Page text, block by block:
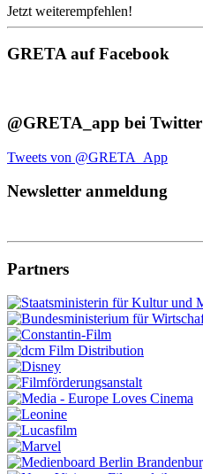
Jetzt weiterempfehlen!
GRETA auf Facebook
@GRETA_app bei Twitter
Tweets von @GRETA_App
Newsletter anmeldung
Partners